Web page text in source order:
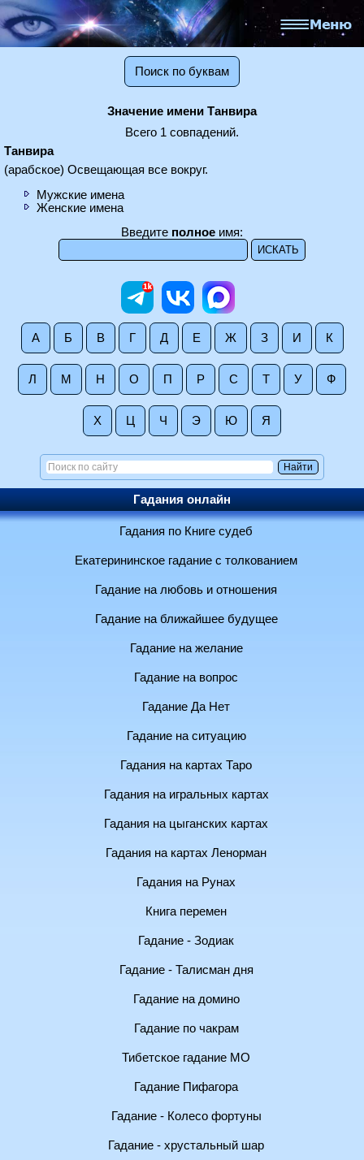
Поиск по буквам
Значение имени Танвира
Всего 1 совпадений.
Танвира
(арабское) Освещающая все вокруг.
Мужские имена
Женские имена
Введите полное имя:
А Б В Г Д Е Ж З И К
Л М Н О П Р С Т У Ф
Х Ц Ч Э Ю Я
Гадания онлайн
Гадания по Книге судеб
Екатерининское гадание с толкованием
Гадание на любовь и отношения
Гадание на ближайшее будущее
Гадание на желание
Гадание на вопрос
Гадание Да Нет
Гадание на ситуацию
Гадания на картах Таро
Гадания на игральных картах
Гадания на цыганских картах
Гадания на картах Ленорман
Гадания на Рунах
Книга перемен
Гадание - Зодиак
Гадание - Талисман дня
Гадание на домино
Гадание по чакрам
Тибетское гадание МО
Гадание Пифагора
Гадание - Колесо фортуны
Гадание - хрустальный шар